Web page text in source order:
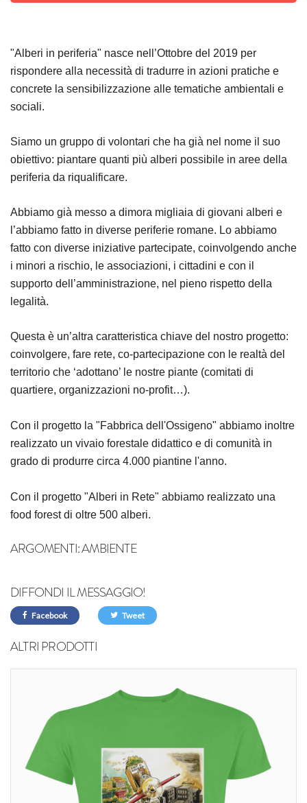
"Alberi in periferia" nasce nell’Ottobre del 2019 per
rispondere alla necessità di tradurre in azioni pratiche e
concrete la sensibilizzazione alle tematiche ambientali e
sociali.
Siamo un gruppo di volontari che ha già nel nome il suo
obiettivo: piantare quanti più alberi possibile in aree della
periferia da riqualificare.
Abbiamo già messo a dimora migliaia di giovani alberi e
l’abbiamo fatto in diverse periferie romane. Lo abbiamo
fatto con diverse iniziative partecipate, coinvolgendo anche
i minori a rischio, le associazioni, i cittadini e con il
supporto dell’amministrazione, nel pieno rispetto della
legalità.
Questa è un’altra caratteristica chiave del nostro progetto:
coinvolgere, fare rete, co-partecipazione con le realtà del
territorio che ‘adottano’ le nostre piante (comitati di
quartiere, organizzazioni no-profit…).
Con il progetto la "Fabbrica dell'Ossigeno" abbiamo inoltre
realizzato un vivaio forestale didattico e di comunità in
grado di produrre circa 4.000 piantine l'anno.
Con il progetto "Alberi in Rete" abbiamo realizzato una
food forest di oltre 500 alberi.
ARGOMENTI:AMBIENTE
DIFFONDI IL MESSAGGIO!
Facebook Tweet
ALTRI PRODOTTI